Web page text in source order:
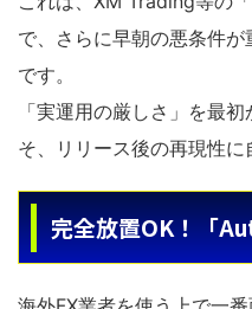
で、さらに早朝の悪条件
です。
「実運用の厳しさ」を最
そ、リリース後の再現性に
完全放置OK！「